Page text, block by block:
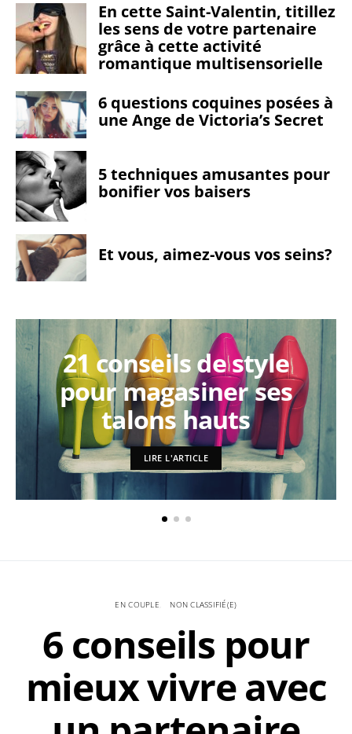
En cette Saint-Valentin, titillez
les sens de votre partenaire
grâce à cette activité
romantique multisensorielle
6 questions coquines posées à
une Ange de Victoria’s Secret
5 techniques amusantes pour
bonifier vos baisers
Et vous, aimez-vous vos seins?
21 conseils de style
pour magasiner ses
talons hauts
LIRE L'ARTICLE
EN COUPLE NON CLASSIFIÉ(E)
6 conseils pour
mieux vivre avec